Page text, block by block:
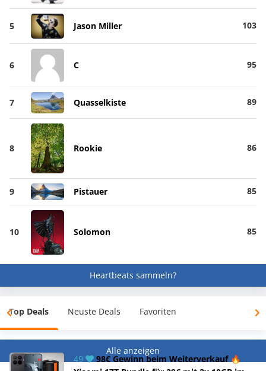
5 Jason Miller 103
6 C 95
7 Quasselkiste 89
8 Rookie 86
9 Pistauer 85
10 Solomon 85
Heartbeats sammeln?
Top Deals Neuste Deals Favoriten
Alle anzeigen
49
98€ Gewinn beim Weiterverkauf 🔥